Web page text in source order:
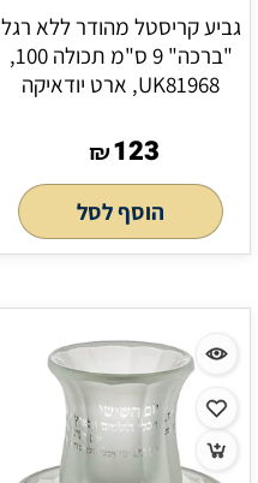
גביע קריסטל מהודר ללא רגל
"ברכה" 9 ס"מ תכולה 100,
UK81968, ארט יודאיקה
₪123
הוסף לסל